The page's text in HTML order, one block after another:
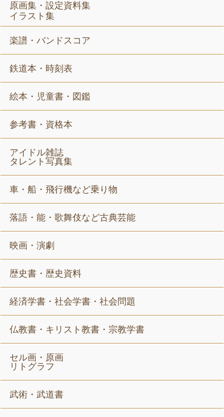
原画集・設定資料集
イラスト集
楽譜・バンドスコア
鉄道本・時刻表
絵本・児童書・図鑑
参考書・資格本
アイドル雑誌
タレント写真集
車・船・飛行機など乗り物
落語・能・歌舞伎など古典芸能
映画・演劇
歴史書・歴史資料
経済学書・社会学書・社会問題
仏教書・キリスト教書・宗教学書
セル画・原画
リトグラフ
武術・武道書